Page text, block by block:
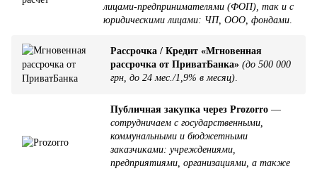
лицами-предпринимателями (ФОП), так и с
юридическими лицами: ЧП, ООО, фондами
Рассрочка / Кредит «Мгновенная
рассрочка от ПриватБанка» (до 500 000
грн, до 24 мес./1,9% в месяц).
Публичная закупка через Prozorro —
сотрудничаем с государственными,
коммунальными и бюджетными
заказчиками: учреждениями,
предприятиями, организациями, а также